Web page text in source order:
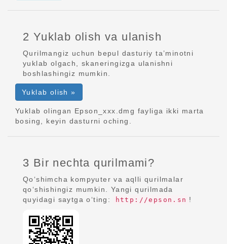
2 Yuklab olish va ulanish
Qurilmangiz uchun bepul dasturiy ta’minotni
yuklab olgach, skaneringizga ulanishni
boshlashingiz mumkin.
Yuklab olish »
Yuklab olingan Epson_xxx.dmg fayliga ikki marta
bosing, keyin dasturni oching.
3 Bir nechta qurilmami?
Qo‘shimcha kompyuter va aqlli qurilmalar
qo‘shishingiz mumkin. Yangi qurilmada
quyidagi saytga o‘ting:
http://epson.sn !